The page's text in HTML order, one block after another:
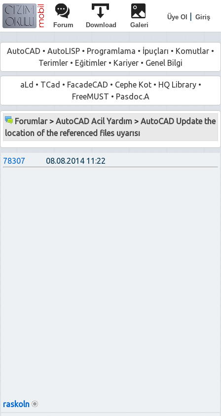
Üye Ol
Giriş
Forum
Download Galeri
AutoCAD • AutoLISP • Programlama • İpuçları • Komutlar •
Terimler • Eğitimler • Kariyer • Genel Bilgi
aLd • TCad • FacadeCAD • Cephe Kot• HQ Library•
FreeMUST • Pasdoc.A
Forumlar>AutoCAD Acil Yardım >AutoCAD Update the
location of the referenced files uyarısı
78307 08.08.2014 11:22
raskoln